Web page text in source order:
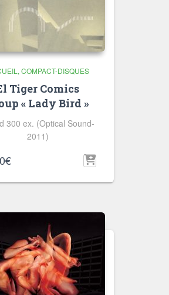
COMPACT-DISQUES
Tiger Comics
« Lady Bird »
300 ex. (Optical Sound-
2011)
€